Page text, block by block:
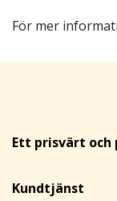
För mer
Ett prisvärt
Kundtjänst